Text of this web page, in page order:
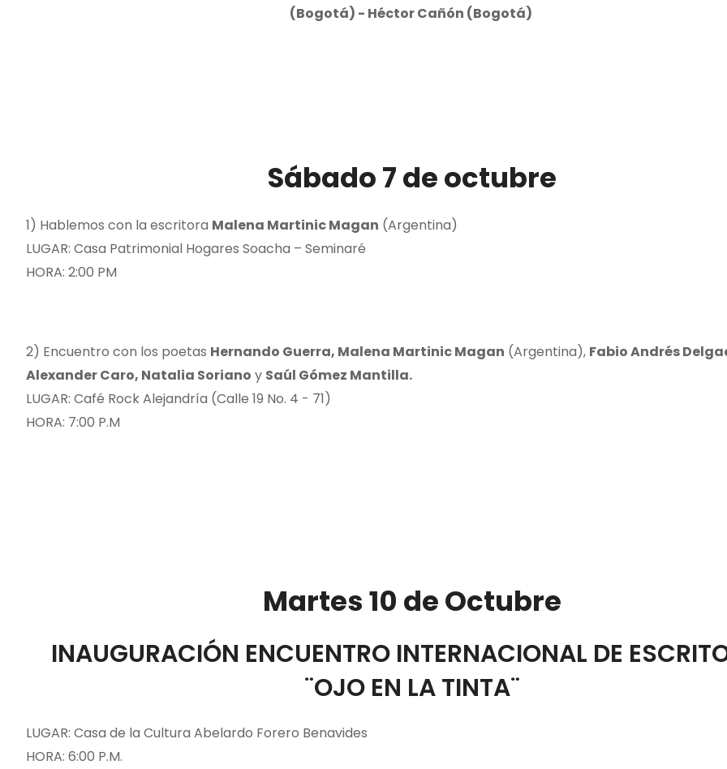
(Bogotá) - Héctor Cañón (Bogotá)
Sábado 7 de octubre
1) Hablemos con la escritora Malena Martinic Magan (Argentina)
LUGAR: Casa Patrimonial Hogares Soacha – Seminaré
HORA: 2:00 PM
2) Encuentro con los poetas Hernando Guerra, Malena Martinic Magan (Argentina), Fabio Andrés
Alexander Caro, Natalia Soriano y Saúl Gómez Mantilla.
LUGAR: Café Rock Alejandría (Calle 19 No. 4 - 71)
HORA: 7:00 P.M
Martes 10 de Octubre
INAUGURACIÓN ENCUENTRO INTERNACIONAL DE
¨OJO EN LA TINTA¨
LUGAR: Casa de la Cultura Abelardo Forero Benavides
HORA: 6:00 P.M.